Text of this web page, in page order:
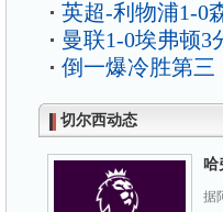
英超-利物浦1-0
曼联1-0埃弗顿3
倒一爆冷胜第三
切尔西动态
哈
据